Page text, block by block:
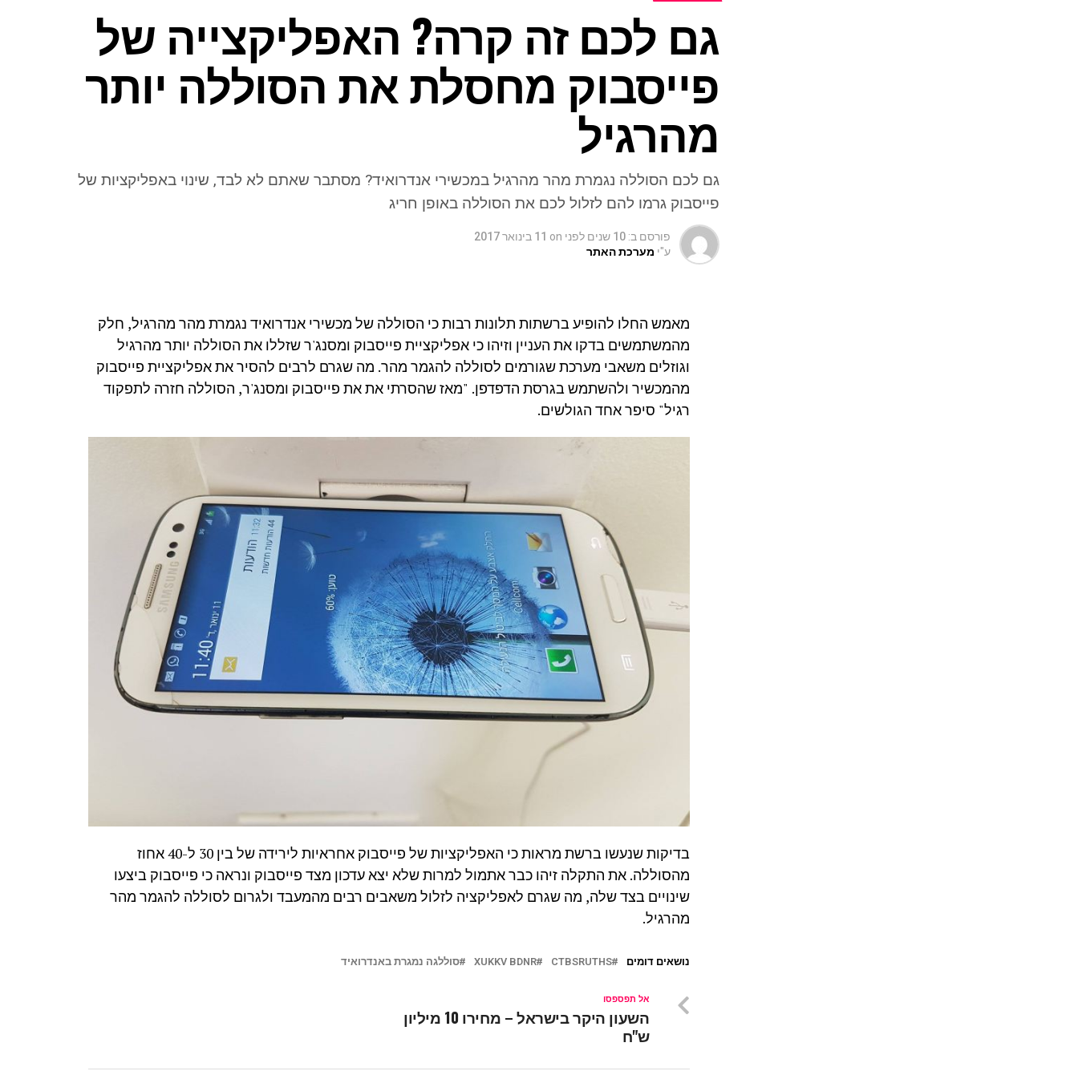
גם לכם זה קרה? האפליקצייה של
פייסבוק מחסלת את הסוללה יותר
מהרגיל
גם לכם הסוללה נגמרת מהר מהרגיל במכשירי אנדרואיד? מסתבר שאתם לא לבד, שינוי באפליקציות של
פייסבוק גרמו להם לזלול לכם את הסוללה באופן חריג
פורסם ב: 10 שנים לפני on 11 בינואר 2017
ע"י מערכת האתר
מאמש החלו להופיע ברשתות תלונות רבות כי הסוללה של מכשירי אנדרואיד נגמרת מהר מהרגיל, חלק
מהמשתמשים בדקו את העניין וזיהו כי אפליקציית פייסבוק ומסנג'ר שזללו את הסוללה יותר מהרגיל
וגוזלים משאבי מערכת שגורמים לסוללה להגמר מהר. מה שגרם לרבים להסיר את אפליקציית פייסבוק
מהמכשיר ולהשתמש בגרסת הדפדפן. "מאז שהסרתי את את פייסבוק ומסנג'ר, הסוללה חזרה לתפקוד
רגיל" סיפר אחד הגולשים.
בדיקות שנעשו ברשת מראות כי האפליקציות של פייסבוק אחראיות לירידה של בין 30 ל-40 אחוז
מהסוללה. את התקלה זיהו כבר אתמול למרות שלא יצא עדכון מצד פייסבוק ונראה כי פייסבוק ביצעו
שינויים בצד שלה, מה שגרם לאפליקציה לזלול משאבים רבים מהמעבד ולגרום לסוללה להגמר מהר
מהרגיל.
נושאים דומים CTBSRUTHS
XUKKV BDNR סוללגה נמגרת באנדרואיד
אל תפספסו
השעון היקר בישראל – מחירו 10 מיליון
ש"ח